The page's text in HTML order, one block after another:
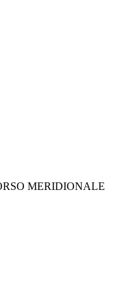
MERIDIONALE